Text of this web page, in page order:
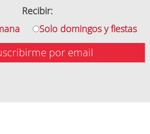
Recibir:
Solo domingos y fiestas
por email